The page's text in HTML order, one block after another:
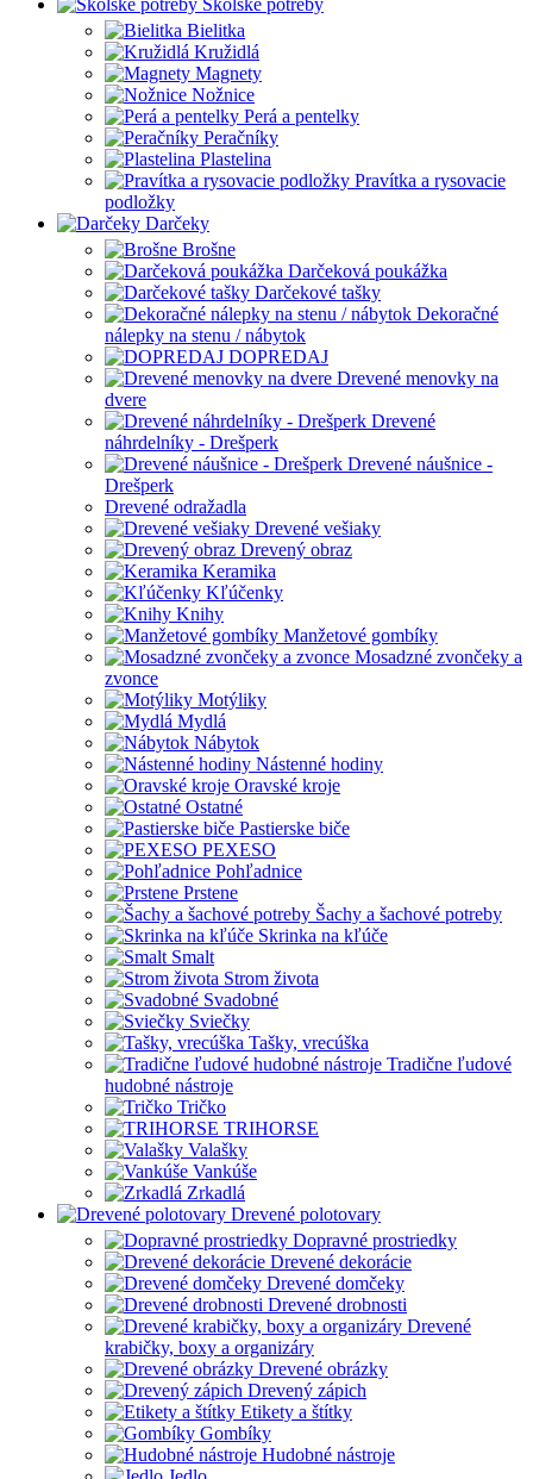
Bielitka
Kružidlá
Magnety
Nožnice
Perá a pentelky
Peračníky
Plastelina
Pravítka a rysovacie
podložky
Darčeky
Brošne
Darčeková poukážka
Darčekové tašky
Dekoračné
nálepky na stenu / nábytok
DOPREDAJ
Drevené menovky na
dvere
Drevené
náhrdelníky - Drešperk
Drevené náušnice -
Drešperk
Drevené odražadla
Drevené vešiaky
Drevený obraz
Keramika
Kľúčenky
Knihy
Manžetové gombíky
Mosadzné zvončeky a
zvonce
Motýliky
Mydlá
Nábytok
Nástenné hodiny
Oravské kroje
Ostatné
Pastierske biče
PEXESO
Pohľadnice
Prstene
Šachy a šachové potreby
Skrinka na kľúče
Smalt
Strom života
Svadobné
Sviečky
Tašky, vrecúška
Tradične ľudové
hudobné nástroje
Tričko
TRIHORSE
Valašky
Vankúše
Zrkadlá
Drevené polotovary
Dopravné prostriedky
Drevené dekorácie
Drevené domčeky
Drevené drobnosti
Drevené
krabičky, boxy a organizáry
Drevené obrázky
Drevený zápich
Etikety a štítky
Gombíky
Hudobné nástroje